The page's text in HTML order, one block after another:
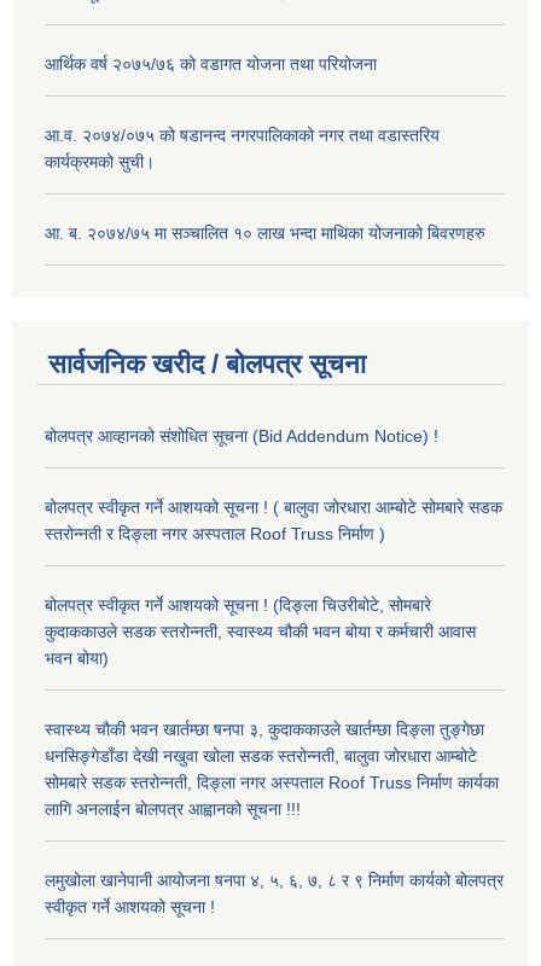
आर्थिक वर्ष २०७५/७६ को वडागत योजना तथा परियोजना
आ.व. २०७४/०७५ को षडानन्द नगरपालिकाको नगर तथा वडास्तरिय
कार्यक्रमको सुची।
आ. ब. २०७४/७५ मा सञ्चालित १० लाख भन्दा माथिका योजनाको बिवरणहरु
सार्वजनिक खरीद / बोलपत्र सूचना
बोलपत्र आव्हानको संशोधित सूचना (Bid Addendum Notice) !
बोलपत्र स्वीकृत गर्ने आशयको सूचना ! ( बालुवा जोरधारा आम्बोटे सोमबारे सडक
स्तरोन्नती र दिङ्ला नगर अस्पताल Roof Truss निर्माण )
बोलपत्र स्वीकृत गर्ने आशयको सूचना ! (दिङ्ला चिउरीबोटे, सोमबारे
कुदाककाउले सडक स्तरोन्नती, स्वास्थ्य चौकी भवन बोया र कर्मचारी आवास
भवन बोया)
स्वास्थ्य चौकी भवन खार्तम्छा षनपा ३, कुदाककाउले खार्तम्छा दिङ्ला तुङ्गेछा
धनसिङ्गेडाँडा देखी नखुवा खोला सडक स्तरोन्नती, बालुवा जोरधारा आम्बोटे
सोमबारे सडक स्तरोन्नती, दिङ्ला नगर अस्पताल Roof Truss निर्माण कार्यका
लागि अनलाईन बोलपत्र आह्वानको सूचना !!!
लमुखोला खानेपानी आयोजना षनपा ४, ५, ६, ७, ८ र ९ निर्माण कार्यको बोलपत्र
स्वीकृत गर्ने आशयको सूचना !